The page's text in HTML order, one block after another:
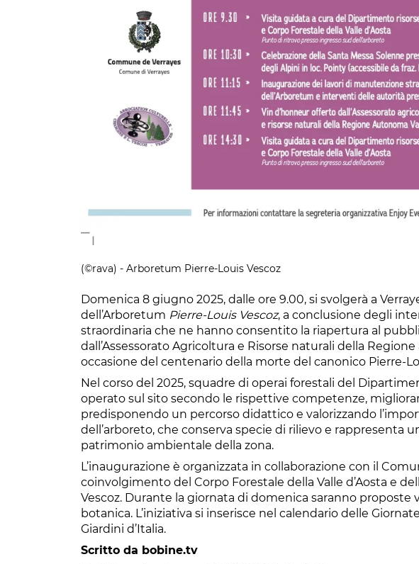
(©rava) - Arboretum Pierre-Louis Vescoz
Domenica 8 giugno 2025, dalle ore 9.00, si svolgerà a
dell’Arboretum Pierre-Louis Vescoz, a conclusione degli
straordinaria che ne hanno consentito la riapertura al
dall’Assessorato Agricoltura e Risorse naturali della
occasione del centenario della morte del canonico Pierre-
Nel corso del 2025, squadre di operai forestali del
operato sul sito secondo le rispettive competenze,
predisponendo un percorso didattico e valorizzando
dell’arboreto, che conserva specie di rilievo e rappresenta
patrimonio ambientale della zona.
L’inaugurazione è organizzata in collaborazione con il
coinvolgimento del Corpo Forestale della Valle d’Aosta e
Vescoz. Durante la giornata di domenica saranno proposte
botanica. L’iniziativa si inserisce nel calendario delle
Giardini d’Italia.
Scritto da bobine.tv